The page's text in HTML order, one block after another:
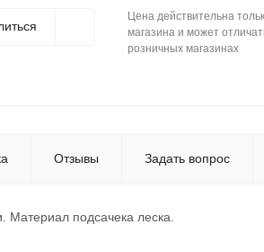
Цена действительна
магазина и может
розничных магазинах
Отзывы Задать вопрос
Материал подсачека леска.